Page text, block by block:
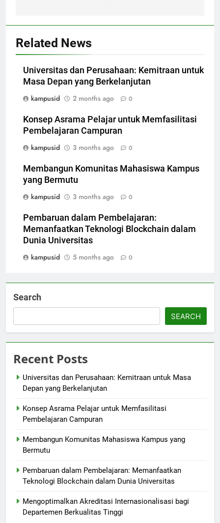
Related News
Universitas dan Perusahaan: Kemitraan untuk
Masa Depan yang Berkelanjutan
kampusid
2 months ago 0
Konsep Asrama Pelajar untuk Memfasilitasi
Pembelajaran Campuran
kampusid
3 months ago 0
Membangun Komunitas Mahasiswa Kampus
yang Bermutu
kampusid
3 months ago 0
Pembaruan dalam Pembelajaran:
Memanfaatkan Teknologi Blockchain dalam
Dunia Universitas
kampusid
5 months ago 0
Search
SEARCH
Recent Posts
Universitas dan Perusahaan: Kemitraan untuk Masa
Depan yang Berkelanjutan
Konsep Asrama Pelajar untuk Memfasilitasi
Pembelajaran Campuran
Membangun Komunitas Mahasiswa Kampus yang
Bermutu
Pembaruan dalam Pembelajaran: Memanfaatkan
Teknologi Blockchain dalam Dunia Universitas
Mengoptimalkan Akreditasi Internasionalisasi bagi
Departemen Berkualitas Tinggi